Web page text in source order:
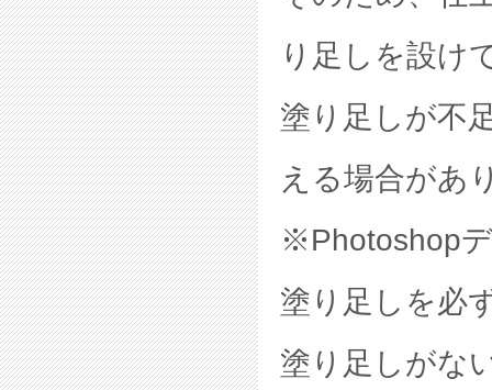
り足しを設け
塗り足しが不
える場合があ
※Photoshop
塗り足しを必
塗り足しがな